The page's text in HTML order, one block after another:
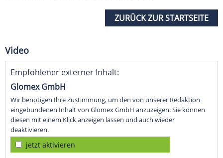
ZURÜCK ZUR STARTSEITE
Video
Empfohlener externer Inhalt:
Glomex GmbH
Wir benötigen Ihre Zustimmung, um den von unserer Redaktion
eingebundenen Inhalt von Glomex GmbH anzuzeigen. Sie können
diesen mit einem Klick anzeigen lassen und auch wieder
deaktivieren.
jetzt aktivieren